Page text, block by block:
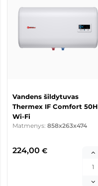
Vandens šildytuvas
Thermex IF Comfort 50H
Wi-Fi
Matmenys: 858x263x474
224,00 €